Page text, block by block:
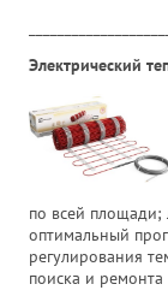
Электрический
по всей площади;
оптимальный
регулирования
поиска и ремонта